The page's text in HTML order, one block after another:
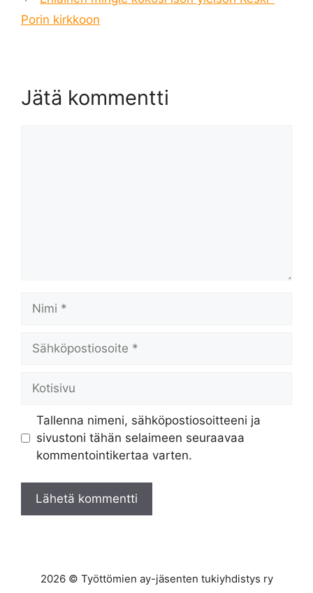
Porin kirkkoon
Jätä kommentti
Nimi
Sähköpostiosoite
Kotisivu
Tallenna nimeni, sähköpostiosoitteeni ja
sivustoni tähän selaimeen seuraavaa
kommentointikertaa varten.
2026 © Työttömien ay-jäsenten tukiyhdistys ry